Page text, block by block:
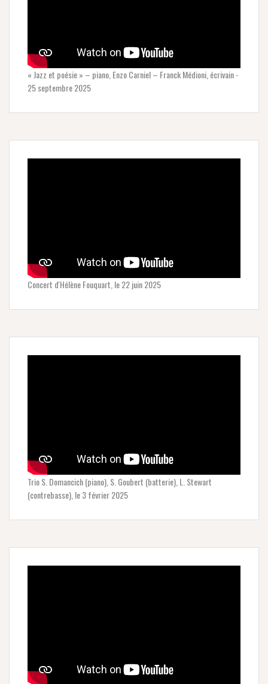
« Jazz et poésie » – piano, Enzo Carniel – Franck Médioni, écrivain -
25 septembre 2025
Concert d'Hélène Fouquart, le 22 juin 2025
Trio S. Domancich (piano), S. Goubert (batterie), L. Stewart
(contrebasse), le 3 février 2025